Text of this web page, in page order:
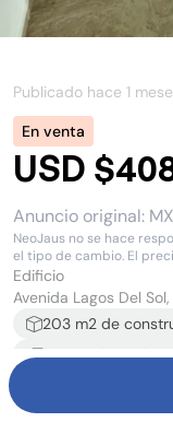
Publicado hace 1
En venta
USD
Anuncio original:
NeoJaus no se hace
el tipo de cambio. El
Edificio
Avenida Lagos Del
203 m2 de
2